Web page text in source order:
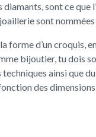
sont ce que
sont
forme d’un croquis,
bijoutier, tu dois
ainsi que
des